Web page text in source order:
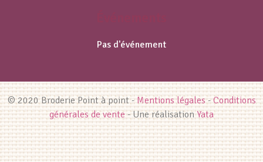
Pas d'événement
© 2020 Broderie Point à point - Mentions légales-Conditions
générales de vente- Une réalisationYata